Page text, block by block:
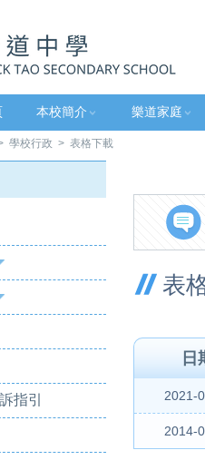
本校簡介 樂道家庭
學校行政 > 表格下載
指引
表
日
2021-
2014-